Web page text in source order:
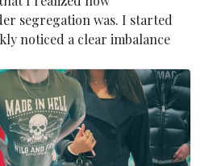
segregation was. I started
noticed a clear imbalance